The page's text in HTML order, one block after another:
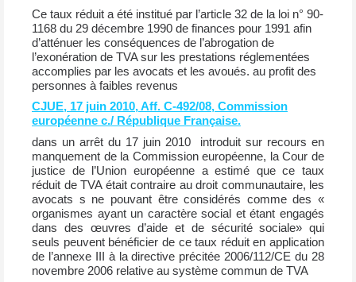
Ce taux réduit a été institué par l’article 32 de la loi n° 90-
1168 du 29 décembre 1990 de finances pour 1991 afin
d’atténuer les conséquences de l’abrogation de
l’exonération de TVA sur les prestations réglementées
accomplies par les avocats et les avoués. au profit des
personnes à faibles revenus
CJUE, 17 juin 2010, Aff. C-492/08, Commission
européenne c./ République Française.
dans un arrêt du 17 juin 2010 introduit sur recours en
manquement de la Commission européenne, la Cour de
justice de l’Union européenne a estimé que ce taux
réduit de TVA était contraire au droit communautaire, les
avocats s ne pouvant être considérés comme des «
organismes ayant un caractère social et étant engagés
dans des œuvres d’aide et de sécurité sociale» qui
seuls peuvent bénéficier de ce taux réduit en application
de l’annexe III à la directive précitée 2006/112/CE du 28
novembre 2006 relative au système commun de TVA